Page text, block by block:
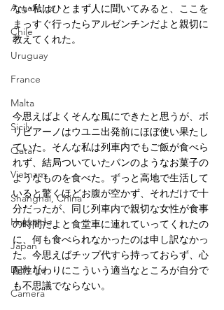
Argentina
Chile
Uruguay
France
Malta
Sicily
Qatar
Vietnam
Shanghai, China
Hokkaido
Japan
Daily life
Camera
ない私はひとまず人に聞いてみると、ここを
まっすぐ行ったらアルゼンチンだよと親切に
教えてくれた。
今思えばよくそんな風にできたと思うが、ボ
リビアーノはウユニ出発前にほぼ使い果たし
ていた。そんな私は列車内でもご飯が食べら
れず、結局ついていたパンのようなお菓子の
ようなものを食べた。ずっと高地で生活して
いると驚くほどお腹が空かず、それだけで十
分だったが、同じ列車内で親切な女性が食事
の時間だよと食堂車に連れていってくれたの
に、何も食べられなかったのは申し訳なかっ
た。今思えばチップ代すら持っておらず、心
配性なわりにこういう適当なところが自分で
も不思議でならない。